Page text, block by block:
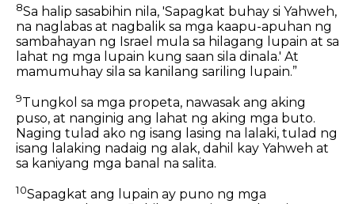
8Sa halip sasabihin nila, 'Sapagkat buhay si Yahweh,
na naglabas at nagbalik sa mga kaapu-apuhan ng
sambahayan ng Israel mula sa hilagang lupain at sa
lahat ng mga lupain kung saan sila dinala.' At
mamumuhay sila sa kanilang sariling lupain.”
9Tungkol sa mga propeta, nawasak ang aking
puso, at nanginig ang lahat ng aking mga buto.
Naging tulad ako ng isang lasing na lalaki, tulad ng
isang lalaking nadaig ng alak, dahil kay Yahweh at
sa kaniyang mga banal na salita.
10Sapagkat ang lupain ay puno ng mga